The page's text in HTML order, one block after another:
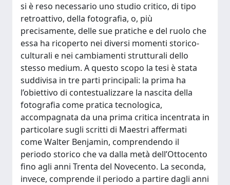
si è reso necessario uno studio critico, di tipo
retroattivo, della fotografia, o, più
precisamente, delle sue pratiche e del ruolo che
essa ha ricoperto nei diversi momenti storico-
culturali e nei cambiamenti strutturali dello
stesso medium. A questo scopo la tesi è stata
suddivisa in tre parti principali: la prima ha
l’obiettivo di contestualizzare la nascita della
fotografia come pratica tecnologica,
accompagnata da una prima critica incentrata in
particolare sugli scritti di Maestri affermati
come Walter Benjamin, comprendendo il
periodo storico che va dalla metà dell’Ottocento
fino agli anni Trenta del Novecento. La seconda,
invece, comprende il periodo a partire dagli anni